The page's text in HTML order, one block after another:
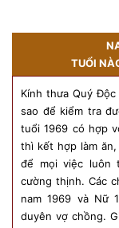
TUỔI
Kính thưa Quý
sao để kiểm tra
tuổi 1969 có hợp
thì kết hợp làm
để mọi việc luôn
cường thịnh. Các
nam 1969 và Nữ
duyên vợ chồng.